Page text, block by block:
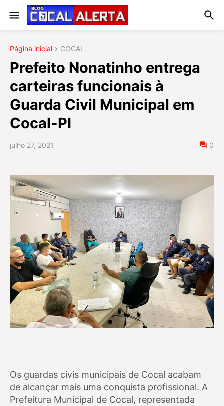
Página inicial COCAL
Prefeito Nonatinho entrega
carteiras funcionais à
Guarda Civil Municipal em
Cocal-PI
julho 27, 2021 0
Os guardas civis municipais de Cocal acabam
de alcançar mais uma conquista profissional. A
Prefeitura Municipal de Cocal, representada